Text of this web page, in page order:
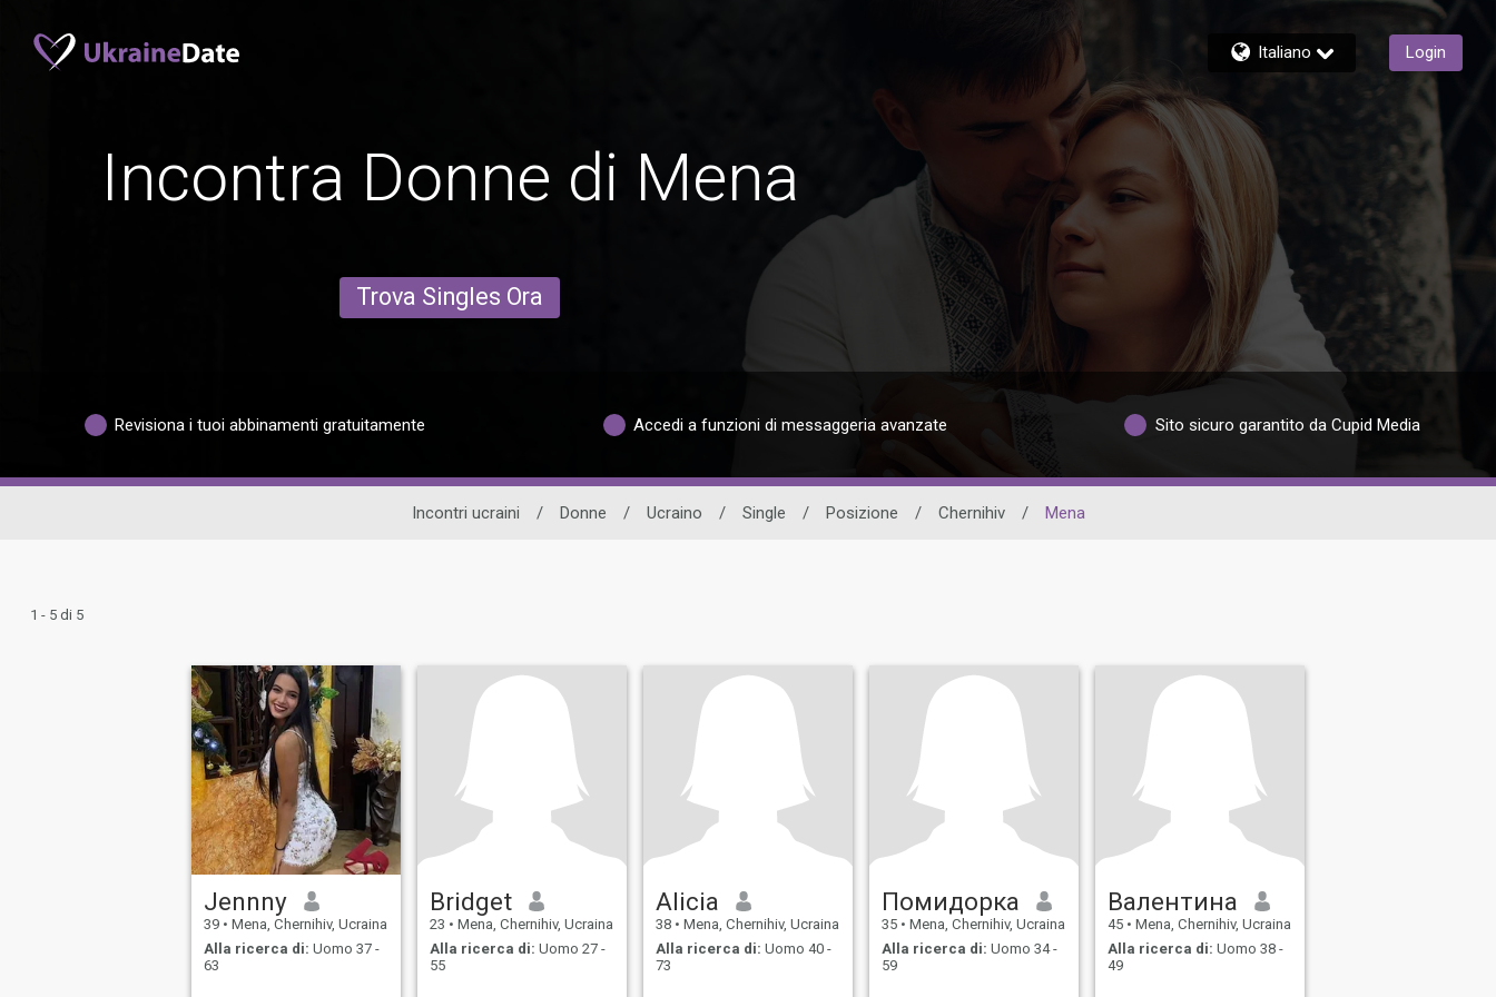
Italiano Login
Incontra Donne di Mena
Trova Singles Ora
Revisiona i tuoi abbinamenti gratuitamente Accedi a funzioni di messaggeria avanzate Sito sicuro garantito da Cupid Media
Incontri ucraini / Donne / Ucraino / Single / Posizione / Chernihiv / Mena
1 - 5 di 5
Jennny
39 • Mena, Chernihiv, Ucraina
Alla ricerca di: Uomo 37 -
63
Bridget
23 • Mena, Chernihiv, Ucraina
Alla ricerca di: Uomo 27 -
55
Alicia
38 • Mena, Chernihiv, Ucraina
Alla ricerca di: Uomo 40 -
73
Помидорка
35 • Mena, Chernihiv, Ucraina
Alla ricerca di: Uomo 34 -
59
Валентина
45 • Mena, Chernihiv, Ucraina
Alla ricerca di: Uomo 38 -
49